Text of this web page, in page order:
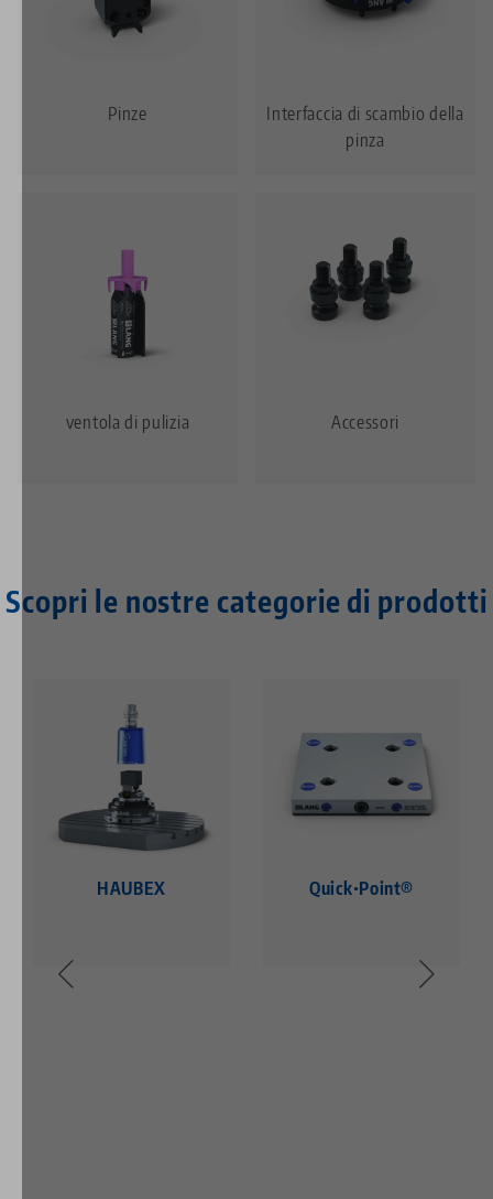
Pinze
Interfaccia di scambio della
pinza
ventola di pulizia Accessori
Scopri le nostre categorie di prodotti
HAUBEX Quick•Point®